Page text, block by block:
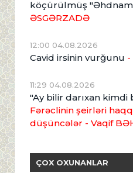
köçürülmüş
ƏSGƏRZADƏ
12:00 04.08.2026
Cavid irsinin vurğunu -
11:29 04.08.2026
"Ay bilir darıxan kimdi
Fərəclinin şeirləri
düşüncələr - Vaqif
ÇOX OXUNANLAR